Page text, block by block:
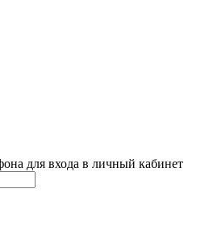
для входа в личный кабинет